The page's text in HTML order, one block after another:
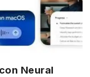
Neural